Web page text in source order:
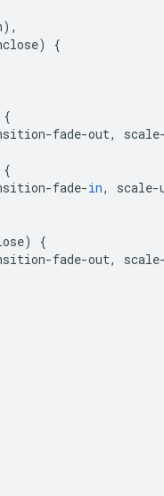
),
)
{
{
-fade-out, scale
{
-fade-in, scale-
)
{
-fade-out, scale